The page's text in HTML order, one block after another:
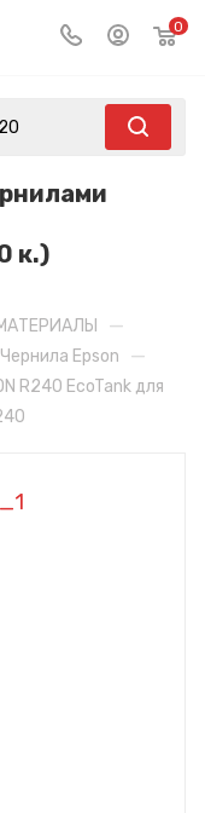
0
к.)
—
Чернила Epson —
R240 EcoTank для